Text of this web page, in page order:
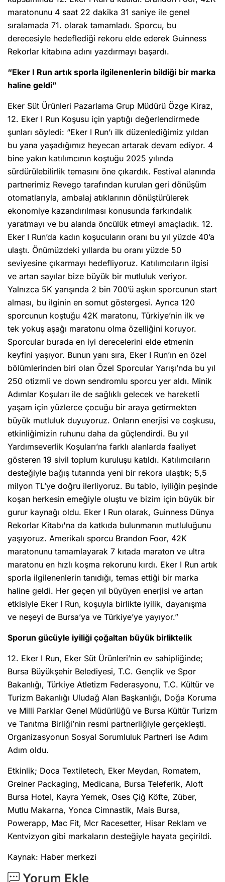
maratonunu 4 saat 22 dakika 31 saniye ile genel
sıralamada 71. olarak tamamladı. Sporcu, bu
derecesiyle hedeflediği rekoru elde ederek Guinness
Rekorlar kitabına adını yazdırmayı başardı.
“Eker I Run artık sporla ilgilenenlerin bildiği bir marka
haline geldi”
Eker Süt Ürünleri Pazarlama Grup Müdürü Özge Kiraz,
12. Eker I Run Koşusu için yaptığı değerlendirmede
şunları söyledi: “Eker I Run’ı ilk düzenlediğimiz yıldan
bu yana yaşadığımız heyecan artarak devam ediyor. 4
bine yakın katılımcının koştuğu 2025 yılında
sürdürülebilirlik temasını öne çıkardık. Festival alanında
partnerimiz Revego tarafından kurulan geri dönüşüm
otomatlarıyla, ambalaj atıklarının dönüştürülerek
ekonomiye kazandırılması konusunda farkındalık
yaratmayı ve bu alanda öncülük etmeyi amaçladık. 12.
Eker I Run’da kadın koşucuların oranı bu yıl yüzde 40’a
ulaştı. Önümüzdeki yıllarda bu oranı yüzde 50
seviyesine çıkarmayı hedefliyoruz. Katılımcıların ilgisi
ve artan sayılar bize büyük bir mutluluk veriyor.
Yalnızca 5K yarışında 2 bin 700’ü aşkın sporcunun start
alması, bu ilginin en somut göstergesi. Ayrıca 120
sporcunun koştuğu 42K maratonu, Türkiye’nin ilk ve
tek yokuş aşağı maratonu olma özelliğini koruyor.
Sporcular burada en iyi derecelerini elde etmenin
keyfini yaşıyor. Bunun yanı sıra, Eker I Run’ın en özel
bölümlerinden biri olan Özel Sporcular Yarışı’nda bu yıl
250 otizmli ve down sendromlu sporcu yer aldı. Minik
Adımlar Koşuları ile de sağlıklı gelecek ve hareketli
yaşam için yüzlerce çocuğu bir araya getirmekten
büyük mutluluk duyuyoruz. Onların enerjisi ve coşkusu,
etkinliğimizin ruhunu daha da güçlendirdi. Bu yıl
Yardımseverlik Koşuları’na farklı alanlarda faaliyet
gösteren 19 sivil toplum kuruluşu katıldı. Katılımcıların
desteğiyle bağış tutarında yeni bir rekora ulaştık; 5,5
milyon TL’ye doğru ilerliyoruz. Bu tablo, iyiliğin peşinde
koşan herkesin emeğiyle oluştu ve bizim için büyük bir
gurur kaynağı oldu. Eker I Run olarak, Guinness Dünya
Rekorlar Kitabı'na da katkıda bulunmanın mutluluğunu
yaşıyoruz. Amerikalı sporcu Brandon Foor, 42K
maratonunu tamamlayarak 7 kıtada maraton ve ultra
maratonu en hızlı koşma rekorunu kırdı. Eker I Run artık
sporla ilgilenenlerin tanıdığı, temas ettiği bir marka
haline geldi. Her geçen yıl büyüyen enerjisi ve artan
etkisiyle Eker I Run, koşuyla birlikte iyilik, dayanışma
ve neşeyi de Bursa’ya ve Türkiye’ye yayıyor.”
Sporun gücüyle iyiliği çoğaltan büyük birliktelik
12. Eker I Run, Eker Süt Ürünleri’nin ev sahipliğinde;
Bursa Büyükşehir Belediyesi, T.C. Gençlik ve Spor
Bakanlığı, Türkiye Atletizm Federasyonu, T.C. Kültür ve
Turizm Bakanlığı Uludağ Alan Başkanlığı, Doğa Koruma
ve Milli Parklar Genel Müdürlüğü ve Bursa Kültür Turizm
ve Tanıtma Birliği’nin resmi partnerliğiyle gerçekleşti.
Organizasyonun Sosyal Sorumluluk Partneri ise Adım
Adım oldu.
Etkinlik; Doca Textiletech, Eker Meydan, Romatem,
Greiner Packaging, Medicana, Bursa Teleferik, Aloft
Bursa Hotel, Kayra Yemek, Oses Çiğ Köfte, Züber,
Mutlu Makarna, Yonca Cimnastik, Mais Bursa,
Powerapp, Mac Fit, Mcr Racesetter, Hisar Reklam ve
Kentvizyon gibi markaların desteğiyle hayata geçirildi.
Kaynak: Haber merkezi
Yorum Ekle